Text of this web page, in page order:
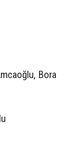
Bora